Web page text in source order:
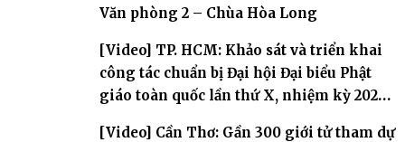
Văn phòng 2 – Chùa Hòa Long
[Video] TP. HCM: Khảo sát và triển khai
công tác chuẩn bị Đại hội Đại biểu Phật
giáo toàn quốc lần thứ X, nhiệm kỳ 2026-
[Video] Cần Thơ: Gần 300 giới tử tham dự